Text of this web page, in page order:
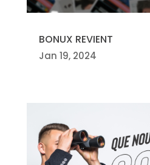
BONUX REVIENT
Jan 19, 2024